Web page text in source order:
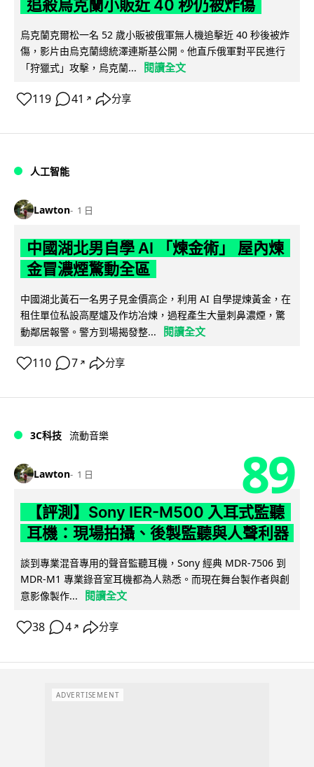
追殺烏克蘭小販近 40 秒仍被炸傷
烏克蘭克爾松一名 52 歲小販被俄軍無人機追擊近 40 秒後被炸
傷，影片由烏克蘭總統澤連斯基公開。他直斥俄軍對平民進行
「狩獵式」攻擊，烏克蘭...
閱讀全文
119 41 ↗ 分享
人工智能
Lawton 1 日
中國湖北男自學 AI 「煉金術」 屋內煉
金冒濃煙驚動全區
中國湖北黃石一名男子見金價高企，利用 AI 自學提煉黃金，在
租住單位私設高壓爐及作坊冶煉，過程產生大量刺鼻濃煙，驚
動鄰居報警。警方到場揭發整...
閱讀全文
110 7 ↗ 分享
3C科技 流動音樂
Lawton 1 日 89
【評測】Sony IER-M500 入耳式監聽
耳機：現場拍攝、後製監聽與人聲利器
談到專業混音專用的聲音監聽耳機，Sony 經典 MDR-7506 到
MDR-M1 專業錄音室耳機都為人熟悉。而現在舞台製作者與創
意影像製作...
閱讀全文
38 4 ↗ 分享
ADVERTISEMENT